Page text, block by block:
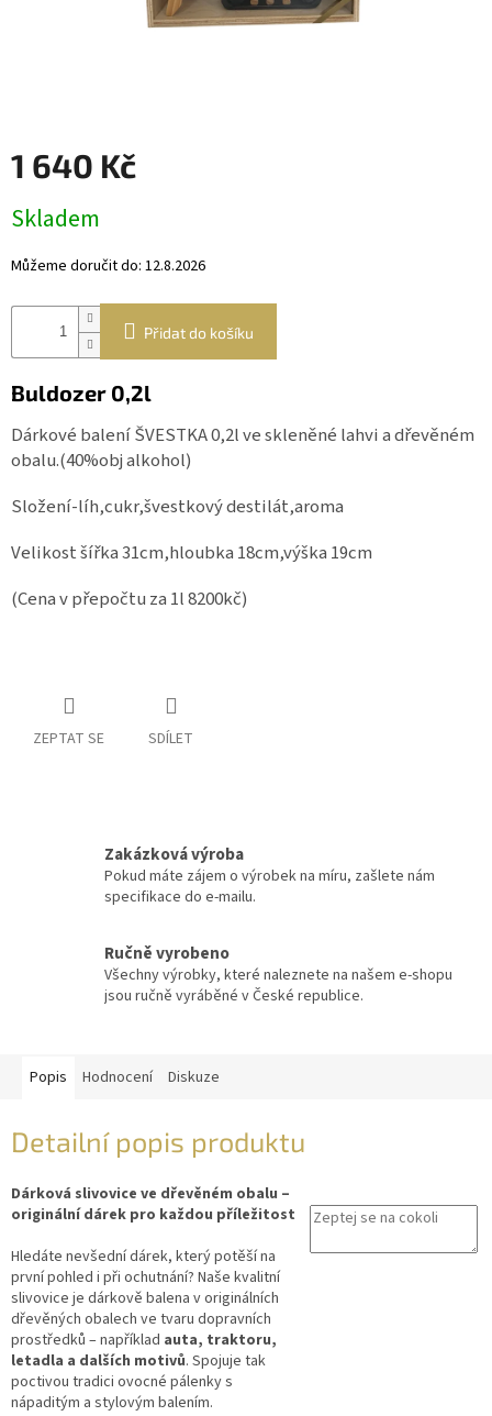
Dárkový
alkohol
Přihlášení
1 640 Kč
cena:
Skladem
Můžeme doručit do: 12.8.2026
Přidat do košíku
Buldozer 0,2l
Dárkové balení ŠVESTKA 0,2l ve skleněné lahvi a dřevěném
obalu.(40%obj alkohol)
Složení-líh,cukr,švestkový destilát,aroma
Velikost šířka 31cm,hloubka 18cm,výška 19cm
(Cena v přepočtu za 1l 8200kč)
ZEPTAT SE SDÍLET
Zakázková výroba
Pokud máte zájem o výrobek na míru, zašlete nám
specifikace do e-mailu.
Ručně vyrobeno
Všechny výrobky, které naleznete na našem e-shopu
jsou ručně vyráběné v České republice.
Popis Hodnocení Diskuze
Detailní popis produktu
Dárková slivovice ve dřevěném obalu –
originální dárek pro každou příležitost
Hledáte nevšední dárek, který potěší na
první pohled i při ochutnání? Naše kvalitní
slivovice je dárkově balena v originálních
dřevěných obalech ve tvaru dopravních
prostředků – například auta, traktoru,
letadla a dalších motivů. Spojuje tak
poctivou tradici ovocné pálenky s
nápaditým a stylovým balením.